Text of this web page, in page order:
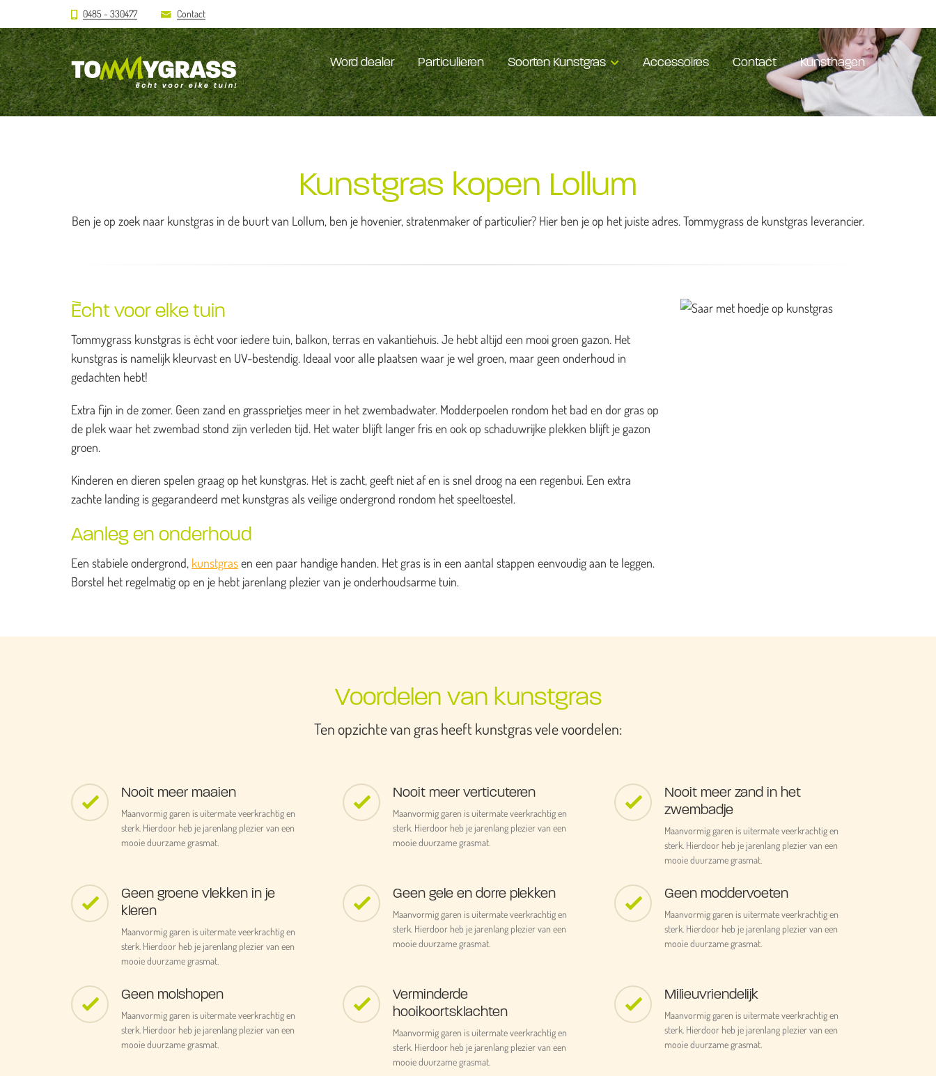
0485 - 330477 Contact
Word dealer Particulieren Soorten Kunstgras Accessoires Contact Kunsthagen
Kunstgras kopen Lollum
Ben je op zoek naar kunstgras in de buurt van Lollum, ben je hovenier, stratenmaker of particulier? Hier ben je op het juiste adres. Tommygrass de kunstgras leverancier.
Ècht voor elke tuin
Tommygrass kunstgras is ècht voor iedere tuin, balkon, terras en vakantiehuis. Je hebt altijd een mooi groen gazon. Het
kunstgras is namelijk kleurvast en UV-bestendig. Ideaal voor alle plaatsen waar je wel groen, maar geen onderhoud in
gedachten hebt!
Extra fijn in de zomer. Geen zand en grassprietjes meer in het zwembadwater. Modderpoelen rondom het bad en dor gras op
de plek waar het zwembad stond zijn verleden tijd. Het water blijft langer fris en ook op schaduwrijke plekken blijft je gazon
groen.
Kinderen en dieren spelen graag op het kunstgras. Het is zacht, geeft niet af en is snel droog na een regenbui. Een extra
zachte landing is gegarandeerd met kunstgras als veilige ondergrond rondom het speeltoestel.
Aanleg en onderhoud
Een stabiele ondergrond, kunstgrasen een paar handige handen. Het gras is in een aantal stappen eenvoudig aan te leggen.
Borstel het regelmatig op en je hebt jarenlang plezier van je onderhoudsarme tuin.
Voordelen van kunstgras
Ten opzichte van gras heeft kunstgras vele voordelen:
Nooit meer maaien
Maanvormig garen is uitermate veerkrachtig en
sterk. Hierdoor heb je jarenlang plezier van een
mooie duurzame grasmat.
Nooit meer verticuteren
Maanvormig garen is uitermate veerkrachtig en
sterk. Hierdoor heb je jarenlang plezier van een
mooie duurzame grasmat.
Nooit meer zand in het
zwembadje
Maanvormig garen is uitermate veerkrachtig en
sterk. Hierdoor heb je jarenlang plezier van een
mooie duurzame grasmat.
Geen groene vlekken in je
kleren
Maanvormig garen is uitermate veerkrachtig en
sterk. Hierdoor heb je jarenlang plezier van een
mooie duurzame grasmat.
Geen gele en dorre plekken
Maanvormig garen is uitermate veerkrachtig en
sterk. Hierdoor heb je jarenlang plezier van een
mooie duurzame grasmat.
Geen moddervoeten
Maanvormig garen is uitermate veerkrachtig en
sterk. Hierdoor heb je jarenlang plezier van een
mooie duurzame grasmat.
Geen molshopen
Maanvormig garen is uitermate veerkrachtig en
sterk. Hierdoor heb je jarenlang plezier van een
mooie duurzame grasmat.
Verminderde
hooikoortsklachten
Maanvormig garen is uitermate veerkrachtig en
sterk. Hierdoor heb je jarenlang plezier van een
mooie duurzame grasmat.
Milieuvriendelijk
Maanvormig garen is uitermate veerkrachtig en
sterk. Hierdoor heb je jarenlang plezier van een
mooie duurzame grasmat.